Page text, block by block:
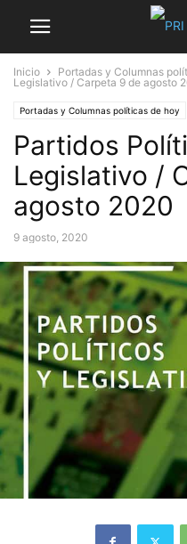
Inicio Portadas y Columnas
Legislativo / Carpeta 9 de agosto
Portadas y Columnas políticas de hoy
Partidos
Legislativo /
agosto 2020
9 agosto, 2020